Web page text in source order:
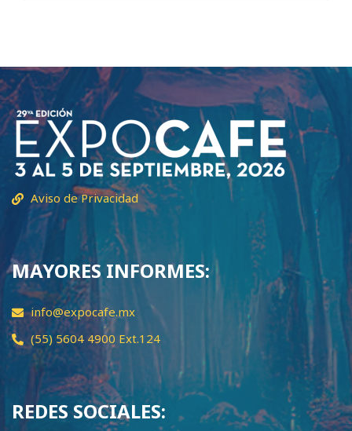
Aviso de Privacidad
MAYORES INFORMES:
info@expocafe.mx
(55) 5604 4900 Ext.124
REDES SOCIALES: